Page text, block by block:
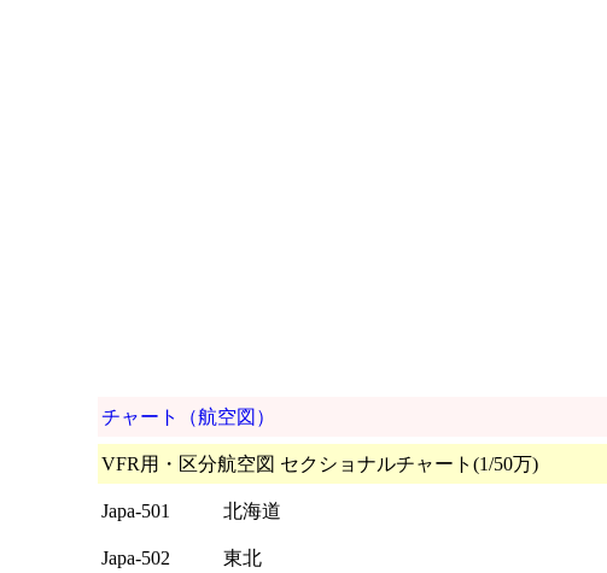
チャート（航空図）
VFR用・区分航空図 セクショナルチャート(1/50万)
Japa-501 北海道
Japa-502 東北